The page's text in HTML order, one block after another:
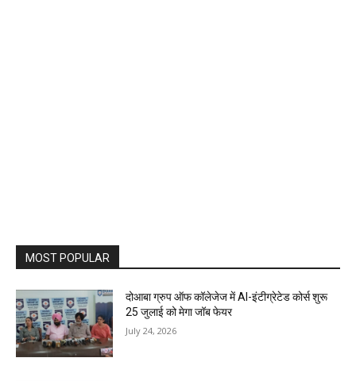
MOST POPULAR
दोआबा ग्रुप ऑफ कॉलेजेज में AI-इंटीग्रेटेड कोर्स शुरू
25 जुलाई को मेगा जॉब फेयर
July 24, 2026